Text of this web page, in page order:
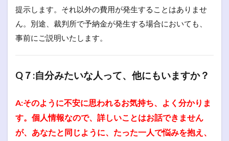
提示します。それ以外の費用が発生することはありませ
ん。別途、裁判所で予納金が発生する場合においても、
事前にご説明いたします。
Q７:自分みたいな人って、他にもいますか？
A:そのように不安に思われるお気持ち、よく分かりま
す。個人情報なので、詳しいことはお話できません
が、あなたと同じように、たった一人で悩みを抱え、